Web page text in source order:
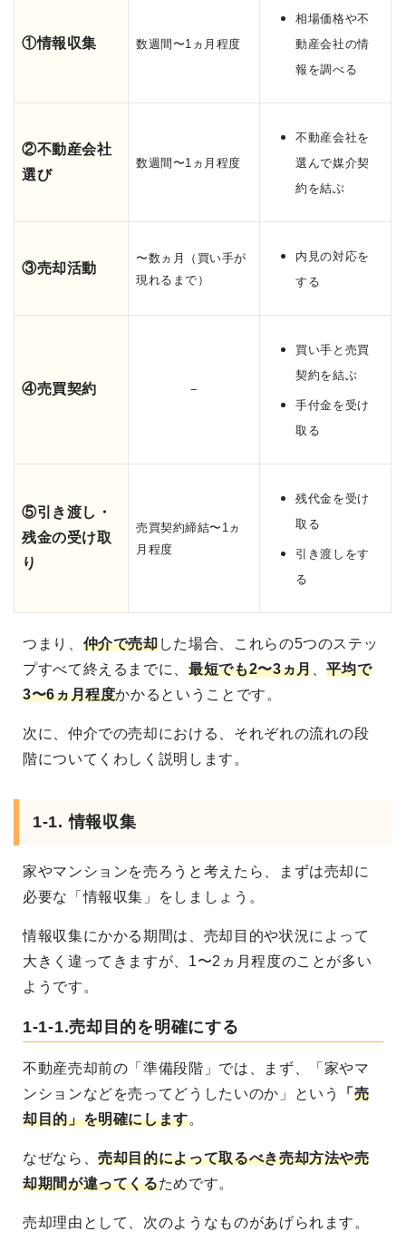
①情報収集 数週間〜1ヵ月程度
相場価格や不
動産会社の情
報を調べる
②不動産会社
選び
数週間〜1ヵ月程度
不動産会社を
選んで媒介契
約を結ぶ
③売却活動
〜数ヵ月（買い手が
現れるまで）
内見の対応を
する
④売買契約 −
買い手と売買
契約を結ぶ
手付金を受け
取る
⑤引き渡し・
残金の受け取
り
売買契約締結〜1ヵ
月程度
残代金を受け
取る
引き渡しをす
る
つまり、 仲介で売却した場合、これらの5つのステッ
プすべて終えるまでに、最短でも2〜3ヵ月、平均で
3〜6ヵ月程度かかるということです。
次に、仲介での売却における、それぞれの流れの段
階についてくわしく説明します。
1-1. 情報収集
家やマンションを売ろうと考えたら、まずは売却に
必要な「情報収集」をしましょう。
情報収集にかかる期間は、売却目的や状況によって
大きく違ってきますが、1〜2ヵ月程度のことが多い
ようです。
1-1-1.売却目的を明確にする
不動産売却前の「準備段階」では、まず、「家やマ
ンションなどを売ってどうしたいのか」という
「売
却目的」を明確にします。
なぜなら、売却目的によって取るべき売却方法や売
却期間が違ってくるためです。
売却理由として、次のようなものがあげられます。